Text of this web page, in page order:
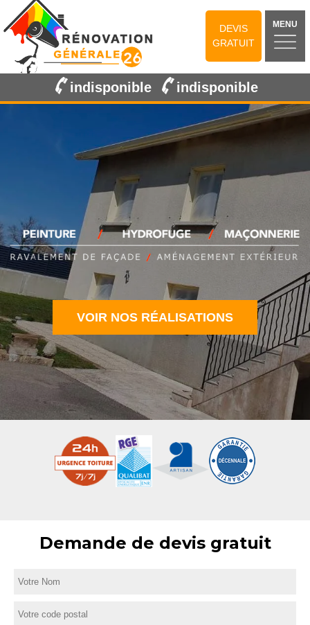
DEVIS
GRATUIT
MENU
indisponible indisponible
VOIR NOS RÉALISATIONS
Demande de devis gratuit